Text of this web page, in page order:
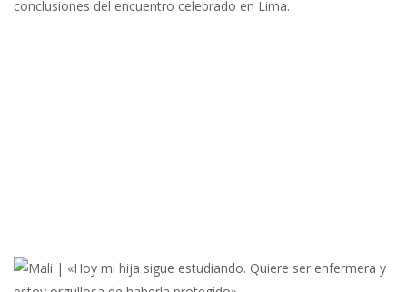
conclusiones del encuentro celebrado en Lima.